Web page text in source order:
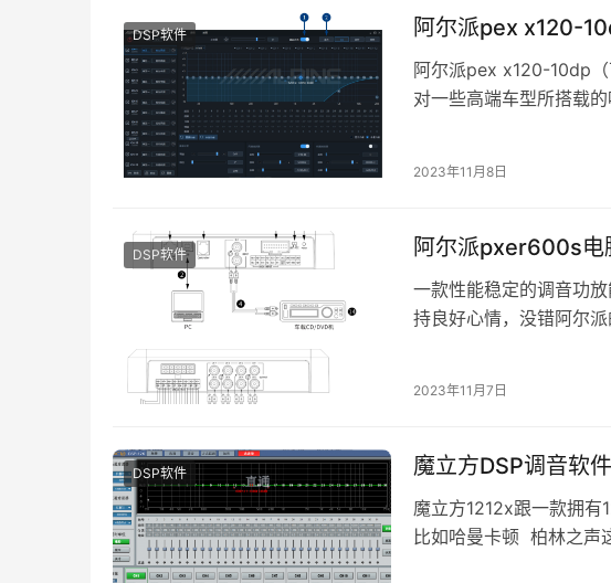
DSP软件 阿尔派pex x120-
阿尔派pex x120-10dp
对一些高端车型所搭载
2023年11月8日
DSP软件 阿尔派pxer600s电
一款性能稳定的调音功
持良好心情，没错阿尔
2023年11月7日
DSP软件
魔立方1212x跟一款拥
比如哈曼卡顿 柏林之声